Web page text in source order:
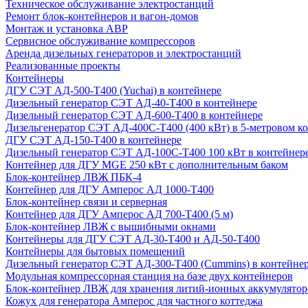
Техническое обслуживание электростанций
Ремонт блок-контейнеров и вагон-домов
Монтаж и установка АВР
Сервисное обслуживание компрессоров
Аренда дизельных генераторов и электростанций
Реализованные проекты
Контейнеры
ДГУ СЭТ АД-500-Т400 (Yuchai) в контейнере
Дизельный генератор СЭТ АД-40-Т400 в контейнере
Дизельный генератор СЭТ АД-600-Т400 в контейнере
Дизельгенератор СЭТ АД-400С-Т400 (400 кВт) в 5-метровом
ДГУ СЭТ АД-150-Т400 в контейнере
Дизельный генератор СЭТ АД-100С-Т400 100 кВт в
Контейнер для ДГУ MGE 250 кВт с дополнительным баком
Блок-контейнер ЛВЖ ПБК-4
Контейнер для ДГУ Амперос АД 1000-Т400
Блок-контейнер связи и серверная
Контейнер для ДГУ Амперос АД 700-Т400 (5 м)
Блок-контейнер ЛВЖ с вышибными окнами
Контейнеры для ДГУ СЭТ АД-30-Т400 и АД-50-Т400
Контейнеры для бытовых помещений
Дизельный генератор СЭТ АД-300-Т400 (Cummins) в
Модульная компрессорная станция на базе двух контейнеров
Блок-контейнер ЛВЖ для хранения литий-ионных
Кожух для генератора Амперос для частного коттеджа